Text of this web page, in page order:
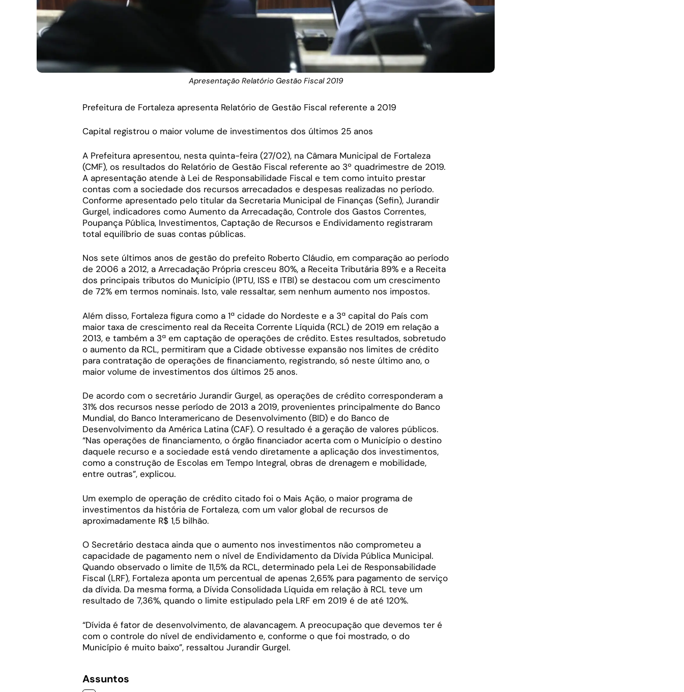
Apresentação Relatório Gestão Fiscal 2019
Prefeitura de Fortaleza apresenta Relatório de Gestão Fiscal referente a 2019
Capital registrou o maior volume de investimentos dos últimos 25 anos
A Prefeitura apresentou, nesta quinta-feira (27/02), na Câmara Municipal de Fortaleza
(CMF), os resultados do Relatório de Gestão Fiscal referente ao 3º quadrimestre de 2019.
A apresentação atende à Lei de Responsabilidade Fiscal e tem como intuito prestar
contas com a sociedade dos recursos arrecadados e despesas realizadas no período.
Conforme apresentado pelo titular da Secretaria Municipal de Finanças (Sefin), Jurandir
Gurgel, indicadores como Aumento da Arrecadação, Controle dos Gastos Correntes,
Poupança Pública, Investimentos, Captação de Recursos e Endividamento registraram
total equilíbrio de suas contas públicas.
Nos sete últimos anos de gestão do prefeito Roberto Cláudio, em comparação ao período
de 2006 a 2012, a Arrecadação Própria cresceu 80%, a Receita Tributária 89% e a Receita
dos principais tributos do Município (IPTU, ISS e ITBI) se destacou com um crescimento
de 72% em termos nominais. Isto, vale ressaltar, sem nenhum aumento nos impostos.
Além disso, Fortaleza figura como a 1ª cidade do Nordeste e a 3ª capital do País com
maior taxa de crescimento real da Receita Corrente Líquida (RCL) de 2019 em relação a
2013, e também a 3ª em captação de operações de crédito. Estes resultados, sobretudo
o aumento da RCL, permitiram que a Cidade obtivesse expansão nos limites de crédito
para contratação de operações de financiamento, registrando, só neste último ano, o
maior volume de investimentos dos últimos 25 anos.
De acordo com o secretário Jurandir Gurgel, as operações de crédito corresponderam a
31% dos recursos nesse período de 2013 a 2019, provenientes principalmente do Banco
Mundial, do Banco Interamericano de Desenvolvimento (BID) e do Banco de
Desenvolvimento da América Latina (CAF). O resultado é a geração de valores públicos.
“Nas operações de financiamento, o órgão financiador acerta com o Município o destino
daquele recurso e a sociedade está vendo diretamente a aplicação dos investimentos,
como a construção de Escolas em Tempo Integral, obras de drenagem e mobilidade,
entre outras”, explicou.
Um exemplo de operação de crédito citado foi o Mais Ação, o maior programa de
investimentos da história de Fortaleza, com um valor global de recursos de
aproximadamente R$ 1,5 bilhão.
O Secretário destaca ainda que o aumento nos investimentos não comprometeu a
capacidade de pagamento nem o nível de Endividamento da Dívida Pública Municipal.
Quando observado o limite de 11,5% da RCL, determinado pela Lei de Responsabilidade
Fiscal (LRF), Fortaleza aponta um percentual de apenas 2,65% para pagamento de serviço
da dívida. Da mesma forma, a Dívida Consolidada Líquida em relação à RCL teve um
resultado de 7,36%, quando o limite estipulado pela LRF em 2019 é de até 120%.
“Dívida é fator de desenvolvimento, de alavancagem. A preocupação que devemos ter é
com o controle do nível de endividamento e, conforme o que foi mostrado, o do
Município é muito baixo”, ressaltou Jurandir Gurgel.
Assuntos